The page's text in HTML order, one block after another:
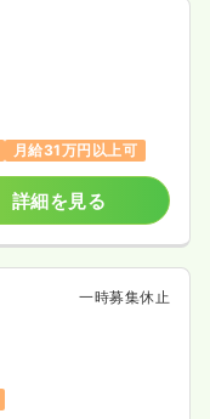
月給31万円以上可
詳細を見る
一時募集休止